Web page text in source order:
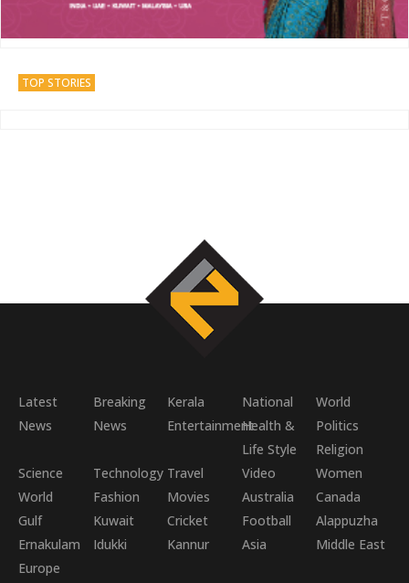
TOP STORIES
Latest
News
Breaking
News
Kerala National
World
EntertainmentHealth &
Life Style
Politics
Religion
Science
World
Technology Travel Video
Women
Fashion
Movies Australia
Canada
Gulf
Kuwait Cricket Football
Alappuzha
Ernakulam
Idukki Kannur Asia
Middle East
Europe